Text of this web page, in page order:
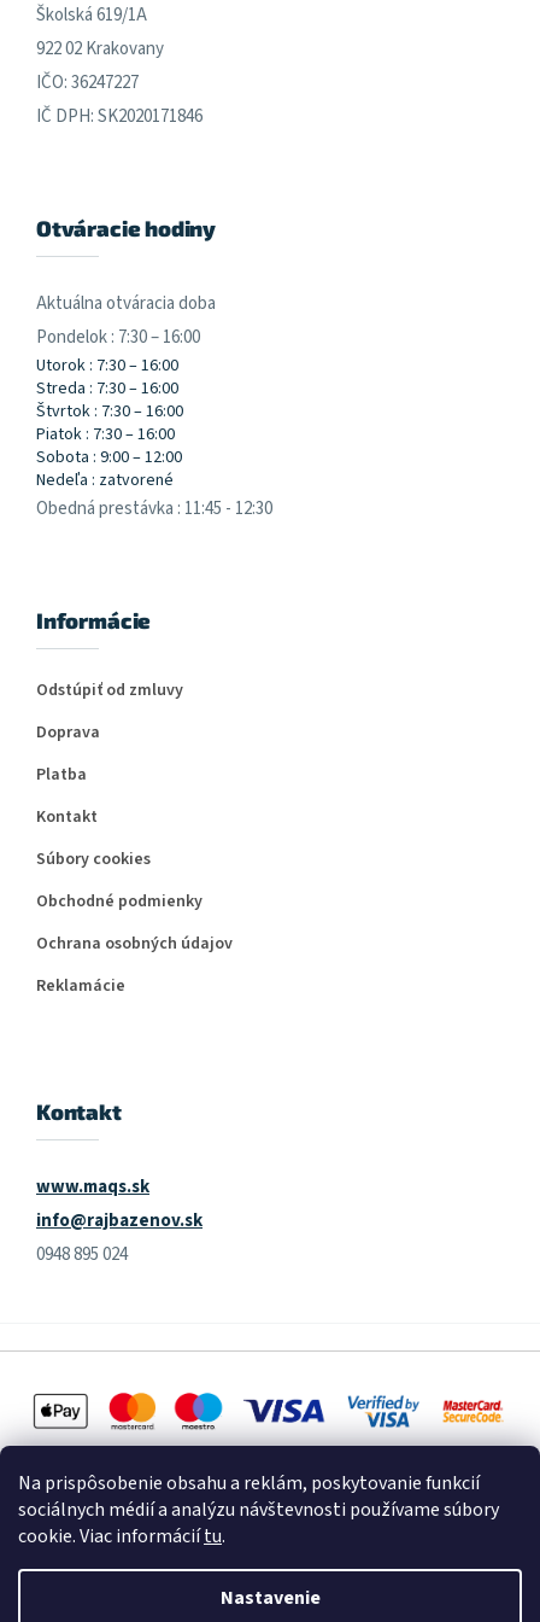
Na prispôsobenie obsahu a reklám, poskytovanie funkcií
sociálnych médií a analýzu návštevnosti používame súbory
cookie. Viac informáciítu.
Nastavenie
Školská 619/1A
922 02 Krakovany
IČO: 36247227
IČ DPH: SK2020171846
Otváracie hodiny
Aktuálna otváracia doba
Pondelok : 7:30 – 16:00
Utorok : 7:30 – 16:00
Streda : 7:30 – 16:00
Štvrtok : 7:30 – 16:00
Piatok : 7:30 – 16:00
Sobota : 9:00 – 12:00
Nedeľa : zatvorené
Obedná prestávka : 11:45 - 12:30
Informácie
Odstúpiť od zmluvy
Doprava
Platba
Kontakt
Súbory cookies
Obchodné podmienky
Ochrana osobných údajov
Reklamácie
Kontakt
www.maqs.sk
info@rajbazenov.sk
0948 895 024